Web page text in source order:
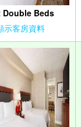
Double Beds
示客房資料